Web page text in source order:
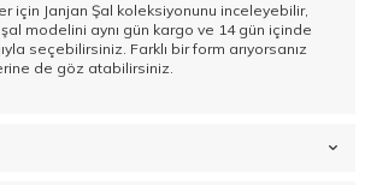
için Janjan Şal koleksiyonunu inceleyebilir,
modelini aynı gün kargo ve 14 gün içinde
seçebilirsiniz. Farklı bir form arıyorsanız
de göz atabilirsiniz.